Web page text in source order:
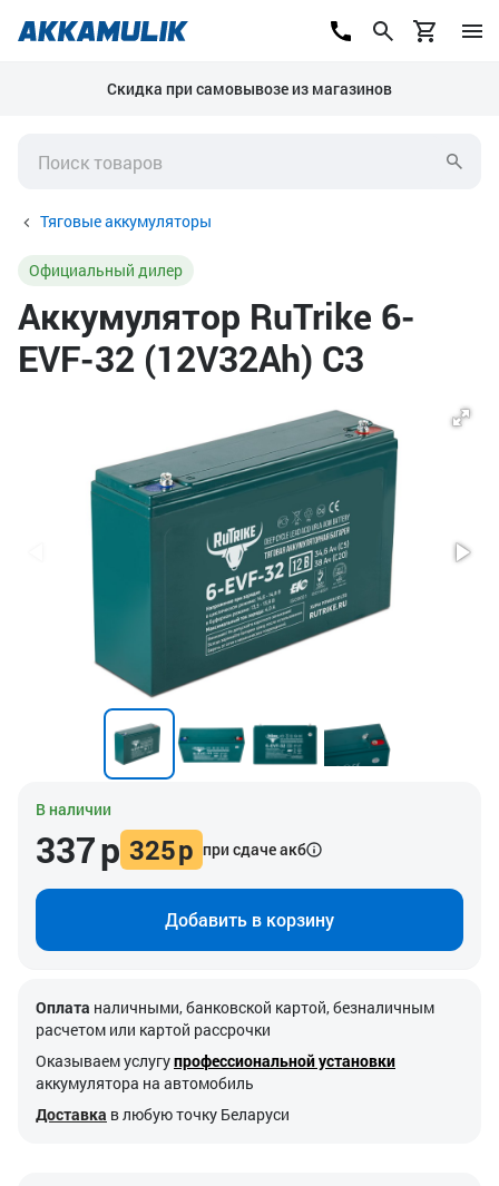
Скидка при самовывозе из магазинов
Тяговые аккумуляторы
Официальный дилер
Аккумулятор RuTrike 6-
EVF-32 (12V32Ah) C3
В наличии
337р 325р при сдаче акб
Добавить в корзину
Оплата наличными, банковской картой, безналичным
расчетом или картой рассрочки
Оказываем услугупрофессиональной установки
аккумулятора на автомобиль
Доставка в любую точку Беларуси